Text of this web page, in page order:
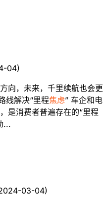
04)
向，未来，千里续航也会更
线解决“里程焦虑” 车企和电
是消费者普遍存在的“里程
...
03-04)